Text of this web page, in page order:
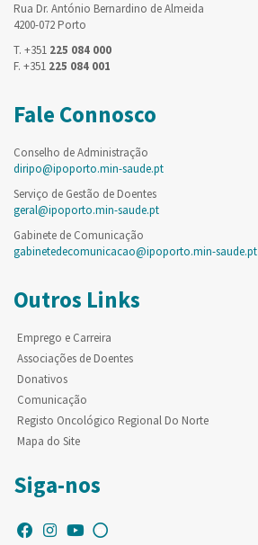
Rua Dr. António Bernardino de Almeida
4200-072 Porto
T. +351 225 084 000
F. +351 225 084 001
Fale Connosco
Conselho de Administração
diripo@ipoporto.min-saude.pt
Serviço de Gestão de Doentes
geral@ipoporto.min-saude.pt
Gabinete de Comunicação
gabinetedecomunicacao@ipoporto.min-saude.pt
Outros Links
Emprego e Carreira
Associações de Doentes
Donativos
Comunicação
Registo Oncológico Regional Do Norte
Mapa do Site
Siga-nos